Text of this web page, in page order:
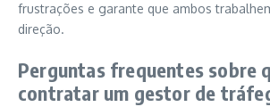
frustrações e garante que ambos
direção.
Perguntas frequentes sobre
contratar um gestor de